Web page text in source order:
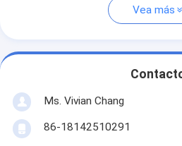
Vea más
Ms. Vivian Chang
86-18142510291